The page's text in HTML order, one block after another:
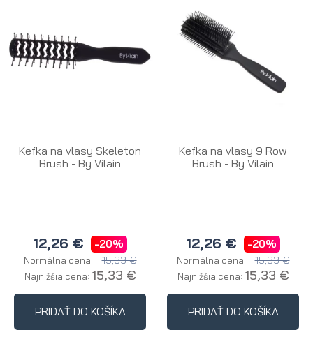
Kefka na vlasy Skeleton
Brush - By Vilain
12,26 € -20%
Normálna cena: 15,33 €
Najnižšia cena:15,33 €
PRIDAŤ DO KOŠÍKA
Kefka na vlasy 9 Row
Brush - By Vilain
12,26 € -20%
Normálna cena: 15,33 €
Najnižšia cena:15,33 €
PRIDAŤ DO KOŠÍKA